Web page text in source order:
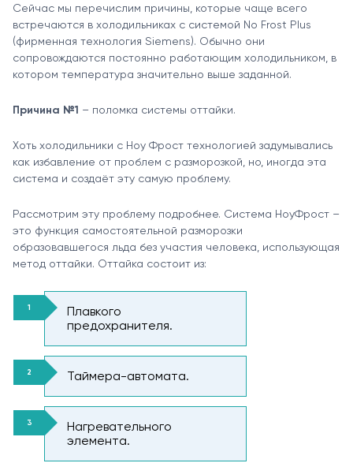
Сейчас мы перечислим причины, которые чаще всего
встречаются в холодильниках с системой No Frost Plus
(фирменная технология Siemens). Обычно они
сопровождаются постоянно работающим холодильником, в
котором температура значительно выше заданной.
Причина №1 – поломка системы оттайки.
Хоть холодильники с Ноу Фрост технологией задумывались
как избавление от проблем с разморозкой, но, иногда эта
система и создаёт эту самую проблему.
Рассмотрим эту проблему подробнее. Система НоуФрост –
это функция самостоятельной разморозки
образовавшегося льда без участия человека, использующая
метод оттайки. Оттайка состоит из:
Плавкого
предохранителя.
Таймера-автомата.
Нагревательного
элемента.